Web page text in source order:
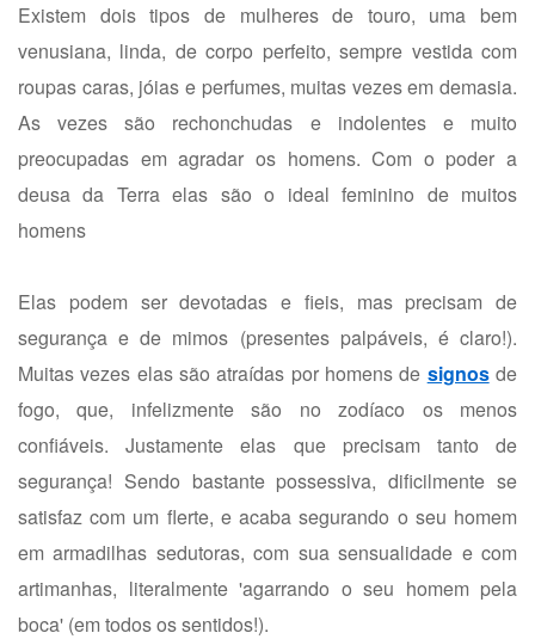
Existem dois tipos de mulheres de touro, uma bem
venusiana, linda, de corpo perfeito, sempre vestida com
roupas caras, jóias e perfumes, muitas vezes em demasia.
As vezes são rechonchudas e indolentes e muito
preocupadas em agradar os homens. Com o poder a
deusa da Terra elas são o ideal feminino de muitos
homens
Elas podem ser devotadas e fieis, mas precisam de
segurança e de mimos (presentes palpáveis, é claro!).
Muitas vezes elas são atraídas por homens de signosde
fogo, que, infelizmente são no zodíaco os menos
confiáveis. Justamente elas que precisam tanto de
segurança! Sendo bastante possessiva, dificilmente se
satisfaz com um flerte, e acaba segurando o seu homem
em armadilhas sedutoras, com sua sensualidade e com
artimanhas, literalmente 'agarrando o seu homem pela
boca' (em todos os sentidos!).